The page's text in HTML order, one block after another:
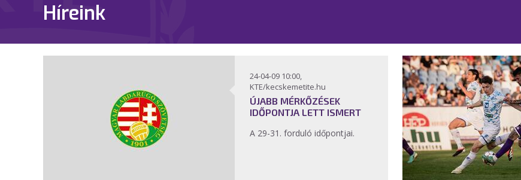
Híreink
24-04-09 10:00,
KTE/kecskemetite.hu
ÚJABB MÉRKŐZÉSEK
IDŐPONTJA LETT ISMERT
A 29-31. forduló időpontjai.